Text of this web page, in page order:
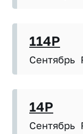
114P
Сентябрь
14P
Сентябрь